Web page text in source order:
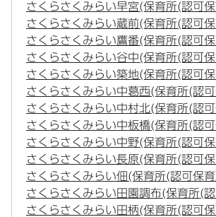
さくらさくみらい早宮(保育所(認可
さくらさくみらい蔵前(保育所(認可
さくらさくみらい鷹番(保育所(認可
さくらさくみらい谷中(保育所(認可
さくらさくみらい築地(保育所(認可
さくらさくみらい中葛西(保育所(認
さくらさくみらい中村北(保育所(認
さくらさくみらい中板橋(保育所(認
さくらさくみらい中野(保育所(認可
さくらさくみらい長原(保育所(認可
さくらさくみらい佃(保育所(認可保
さくらさくみらい田園調布(保育所(
さくらさくみらい田柄(保育所(認可